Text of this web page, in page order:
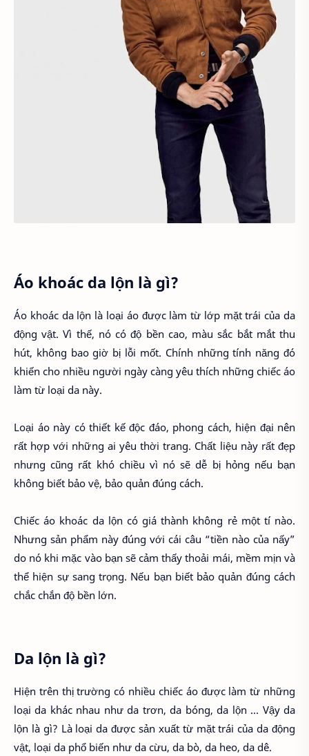
Áo khoác da lộn là gì?
Áo khoác da lộn là loại áo được làm từ lớp mặt trái của da
động vật. Vì thế, nó có độ bền cao, màu sắc bắt mắt thu
hút, không bao giờ bị lỗi mốt. Chính những tính năng đó
khiến cho nhiều người ngày càng yêu thích những chiếc áo
làm từ loại da này.
Loại áo này có thiết kế độc đáo, phong cách, hiện đại nên
rất hợp với những ai yêu thời trang. Chất liệu này rất đẹp
nhưng cũng rất khó chiều vì nó sẽ dễ bị hỏng nếu bạn
không biết bảo vệ, bảo quản đúng cách.
Chiếc áo khoác da lộn có giá thành không rẻ một tí nào.
Nhưng sản phẩm này đúng với cái câu “tiền nào của nấy”
do nó khi mặc vào bạn sẽ cảm thấy thoải mái, mềm mịn và
thể hiện sự sang trọng. Nếu bạn biết bảo quản đúng cách
chắc chắn độ bền lớn.
Da lộn là gì?
Hiện trên thị trường có nhiều chiếc áo được làm từ những
loại da khác nhau như da trơn, da bóng, da lộn … Vậy da
lộn là gì? Là loại da được sản xuất từ mặt trái của da động
vật, loại da phổ biến như da cừu, da bò, da heo, da dê.